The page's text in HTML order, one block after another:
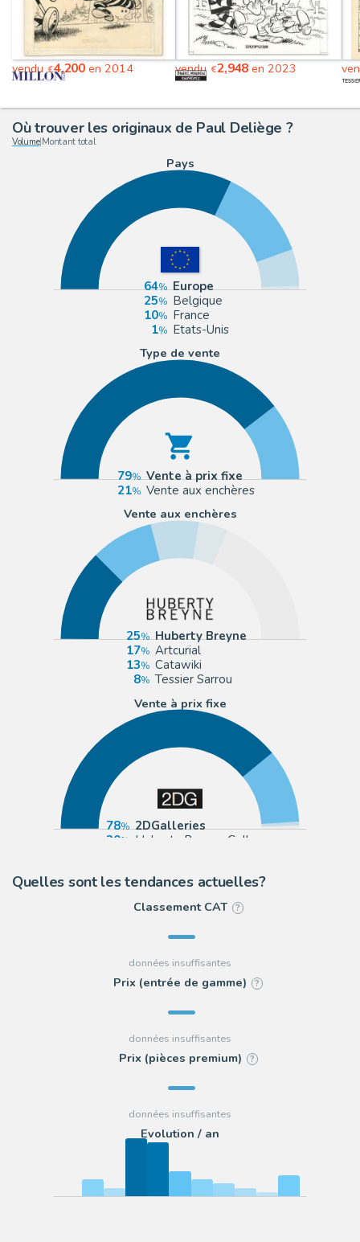
vendu€4,200en 2014 vendu €2,948 en 2023
Où trouver les originaux de Paul Deliège ?
Volume| Montant total
Pays
64
Europe
25
Belgique
10
France
1
Etats-Unis
Type de vente
79
Vente à prix fixe
21
Vente aux enchères
Vente aux enchères
25
Huberty Breyne
17
Artcurial
13
Catawiki
8
Tessier Sarrou
Vente à prix fixe
78
2DGalleries
20
Huberty Breyne Gallery
Quelles sont les tendances actuelles?
Classement CAT ?
Prix (entrée de gamme) ?
Prix (pièces premium) ?
Evolution / an